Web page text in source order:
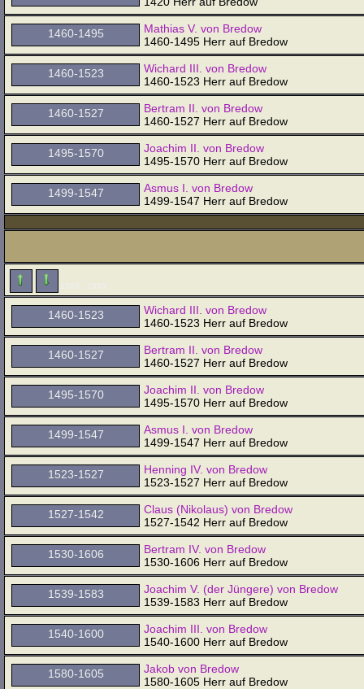
1460-1495
Mathias V. von Bredow
1460-1495 Herr auf Bredow
1460-1523
Wichard III. von Bredow
1460-1523 Herr auf Bredow
1460-1527
Bertram II. von Bredow
1460-1527 Herr auf Bredow
1495-1570
Joachim II. von Bredow
1495-1570 Herr auf Bredow
1499-1547
Asmus I. von Bredow
1499-1547 Herr auf Bredow
1460-1523
Wichard III. von Bredow
1460-1523 Herr auf Bredow
1460-1527
Bertram II. von Bredow
1460-1527 Herr auf Bredow
1495-1570
Joachim II. von Bredow
1495-1570 Herr auf Bredow
1499-1547
Asmus I. von Bredow
1499-1547 Herr auf Bredow
1523-1527
Henning IV. von Bredow
1523-1527 Herr auf Bredow
1527-1542
Claus (Nikolaus) von Bredow
1527-1542 Herr auf Bredow
1530-1606
Bertram IV. von Bredow
1530-1606 Herr auf Bredow
1539-1583
Joachim V. (der Jüngere) von Bredow
1539-1583 Herr auf Bredow
1540-1600
Joachim III. von Bredow
1540-1600 Herr auf Bredow
1580-1605
Jakob von Bredow
1580-1605 Herr auf Bredow